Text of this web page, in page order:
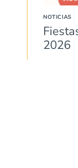
NOTICIAS
2026